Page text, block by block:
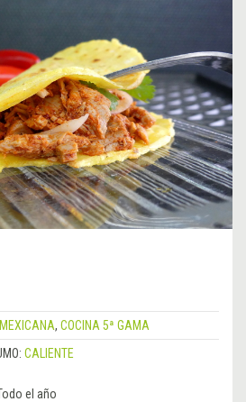
, COCINA 5ª GAMA
CALIENTE
el año